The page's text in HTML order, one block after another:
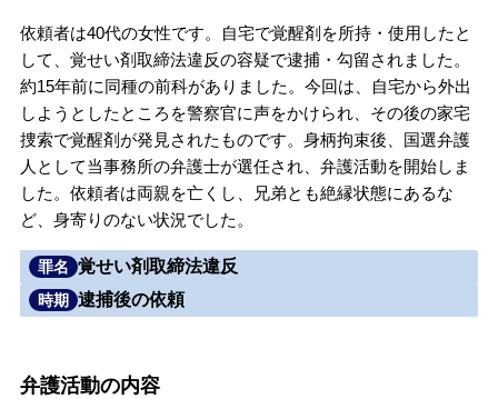
ご依頼者からのお手紙
無料相談の口コミ評判
刑事事件について 知りたい方
刑事事件データベース
依頼者は40代の女性です。自宅で覚醒剤を所持・使用したと
して、覚せい剤取締法違反の容疑で逮捕・勾留されました。
約15年前に同種の前科がありました。今回は、自宅から外出
しようとしたところを警察官に声をかけられ、その後の家宅
捜索で覚醒剤が発見されたものです。身柄拘束後、国選弁護
人として当事務所の弁護士が選任され、弁護活動を開始しま
した。依頼者は両親を亡くし、兄弟とも絶縁状態にあるな
ど、身寄りのない状況でした。
罪名 覚せい剤取締法違反
時期 逮捕後の依頼
弁護活動の内容